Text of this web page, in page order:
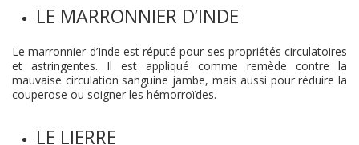
LE MARRONNIER D’INDE
Le marronnier d’Inde est réputé pour ses propriétés circulatoires
et astringentes. Il est appliqué comme remède contre la
mauvaise circulation sanguine jambe, mais aussi pour réduire la
couperose ou soigner les hémorroïdes.
LE LIERRE